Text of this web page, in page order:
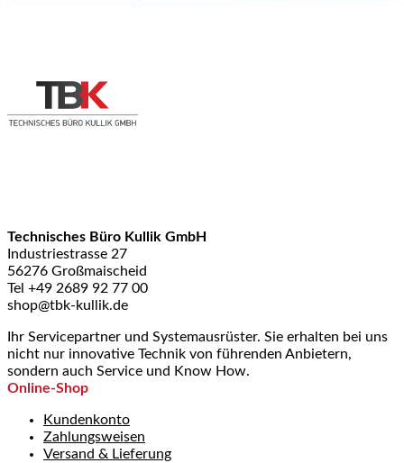
Technisches Büro Kullik GmbH
Industriestrasse 27
56276 Großmaischeid
Tel +49 2689 92 77 00
shop@tbk-kullik.de
Ihr Servicepartner und Systemausrüster. Sie erhalten bei uns
nicht nur innovative Technik von führenden Anbietern,
sondern auch Service und Know How.
Online-Shop
Kundenkonto
Zahlungsweisen
Versand & Lieferung